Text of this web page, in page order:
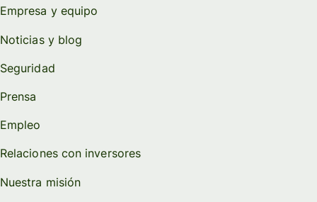
Empresa y equipo
Noticias y blog
Seguridad
Prensa
Empleo
Relaciones con inversores
Nuestra misión